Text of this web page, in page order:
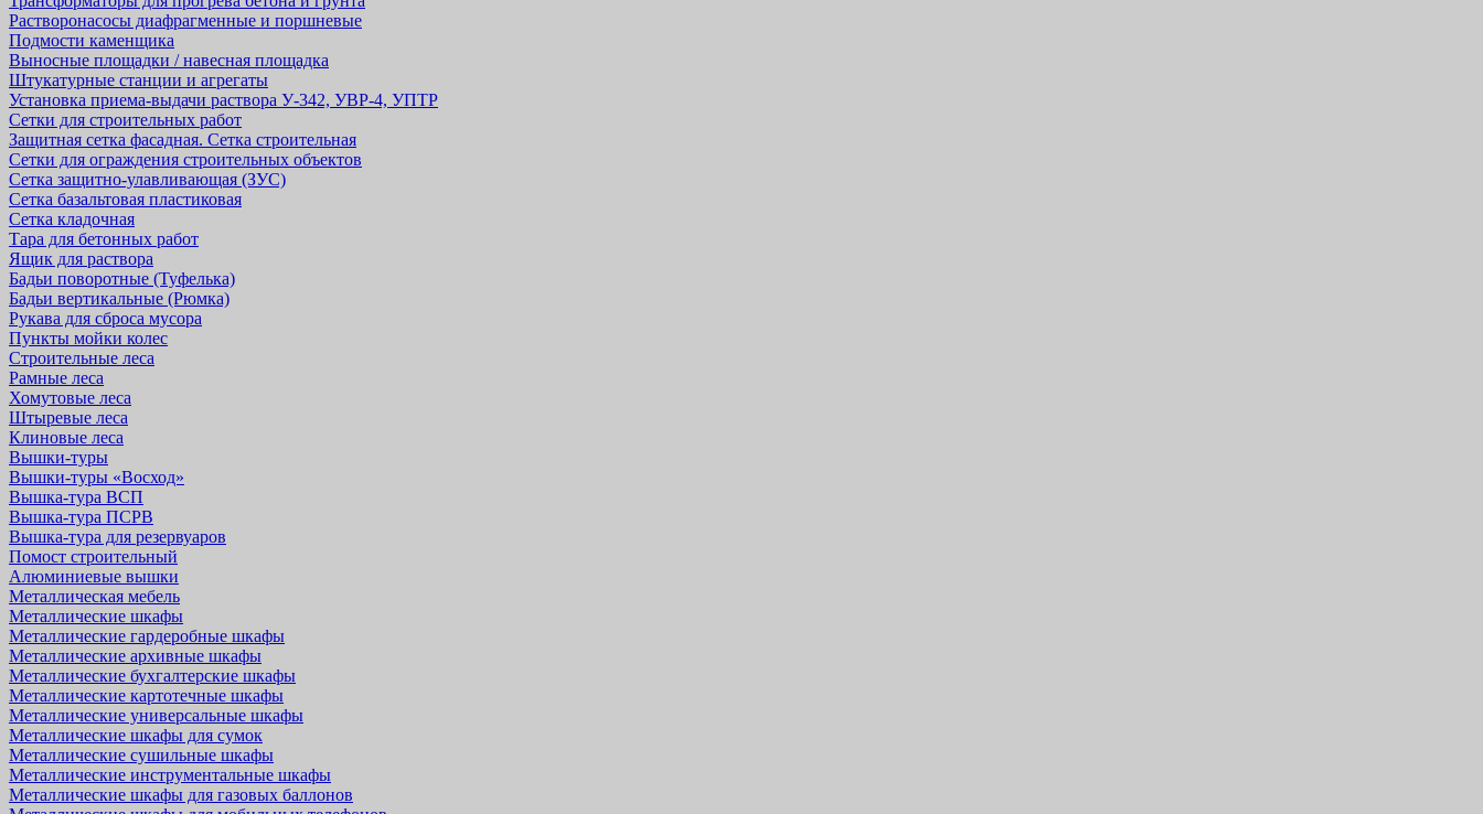
Растворонасосы диафрагменные и поршневые
Подмости каменщика
Выносные площадки / навесная площадка
Штукатурные станции и агрегаты
Установка приема-выдачи раствора У-342, УВР-4, УПТР
Сетки для строительных работ
Защитная cетка фасадная. Сетка строительная
Сетки для ограждения строительных объектов
Сетка защитно-улавливающая (ЗУС)
Сетка базальтовая пластиковая
Сетка кладочная
Тара для бетонных работ
Ящик для раствора
Бадьи поворотные (Туфелька)
Бадьи вертикальные (Рюмка)
Рукава для сброса мусора
Пункты мойки колес
Строительные леса
Рамные леса
Хомутовые леса
Штыревые леса
Клиновые леса
Вышки-туры
Вышки-туры «Восход»
Вышка-тура ВСП
Вышка-тура ПСРВ
Вышка-тура для резервуаров
Помост строительный
Алюминиевые вышки
Металлическая мебель
Металлические шкафы
Металлические гардеробные шкафы
Металлические архивные шкафы
Металлические бухгалтерские шкафы
Металлические картотечные шкафы
Металлические универсальные шкафы
Металлические шкафы для сумок
Металлические сушильные шкафы
Металлические инструментальные шкафы
Металлические шкафы для газовых баллонов